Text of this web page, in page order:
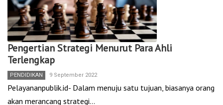
Pengertian Strategi Menurut Para Ahli
Terlengkap
PENDIDIKAN 9 September 2022
Pelayananpublik.id- Dalam menuju satu tujuan, biasanya orang
akan merancang strategi…